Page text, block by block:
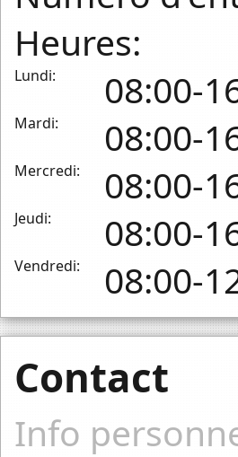
Heures:
Lundi: 08:00-
Mardi: 08:00-
Mercredi: 08:00-
Jeudi: 08:00-
Vendredi: 08:00-
Contact
Info